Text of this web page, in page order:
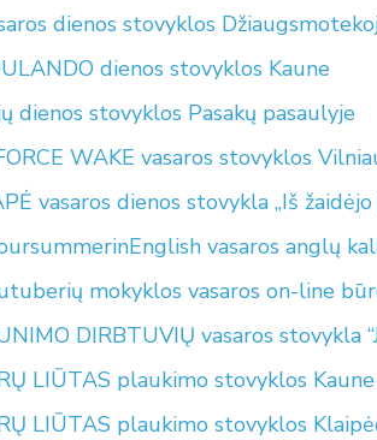
dienos stovyklos
dienos stovyklos Kaune
dienos stovyklos Pasakų pasaulyje
WAKE vasaros stovyklos
vasaros dienos stovykla „Iš
vasaros anglų
mokyklos vasaros on-line
DIRBTUVIŲ vasaros stovykla
LIŪTAS plaukimo stovyklos
LIŪTAS plaukimo stovyklos